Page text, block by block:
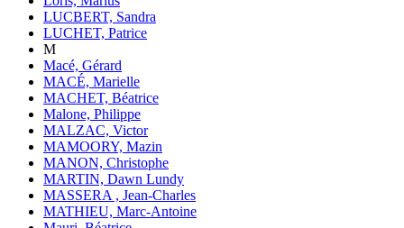
LUCBERT, Sandra
LUCHET, Patrice
M
Macé, Gérard
MACÉ, Marielle
MACHET, Béatrice
Malone, Philippe
MALZAC, Victor
MAMOORY, Mazin
MANON, Christophe
MARTIN, Dawn Lundy
MASSERA , Jean-Charles
MATHIEU, Marc-Antoine